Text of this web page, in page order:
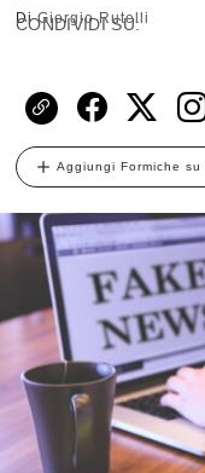
DiGiorgio Rutelli
CONDIVIDI SU:
Aggiungi Formiche su